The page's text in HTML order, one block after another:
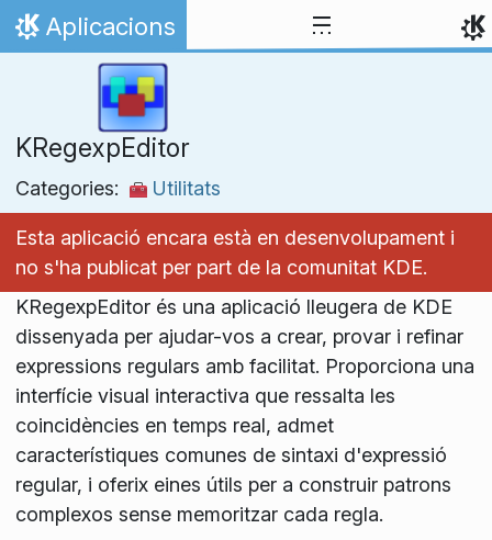
Salta fins al contingut
Inici
Aplicacions
KRegexpEditor
Categories: Utilitats
Esta aplicació encara està en desenvolupament i
no s'ha publicat per part de la comunitat KDE.
KRegexpEditor és una aplicació lleugera de KDE
dissenyada per ajudar-vos a crear, provar i refinar
expressions regulars amb facilitat. Proporciona una
interfície visual interactiva que ressalta les
coincidències en temps real, admet
característiques comunes de sintaxi d'expressió
regular, i oferix eines útils per a construir patrons
complexos sense memoritzar cada regla.